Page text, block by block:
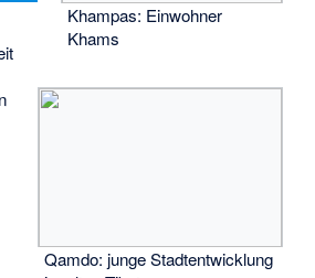
Khampas: Einwohner
Khams
Qamdo: junge Stadtentwicklung